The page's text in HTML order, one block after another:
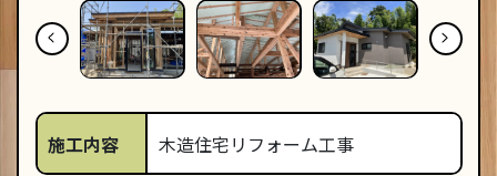
施工内容 木造住宅リフォーム工事